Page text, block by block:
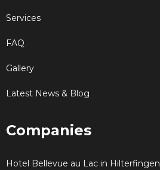
Services
FAQ
Gallery
Latest News & Blog
Companies
Hotel Bellevue au Lac in Hilterfingen